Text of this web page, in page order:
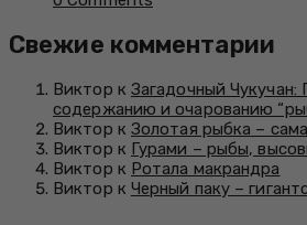
Свежие комментарии
Виктор к Загадочный Чукучан:
содержанию и очарованию
Виктор к Золотая рыбка –
Виктор к Гурами – рыбы,
Виктор к Ротала макрандра
Виктор к Черный паку –